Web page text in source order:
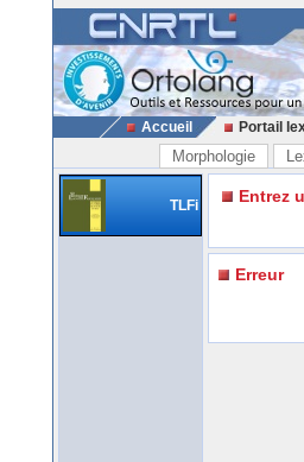
Accueil Portail
Morphologie
TLFi Entrez
Erreur